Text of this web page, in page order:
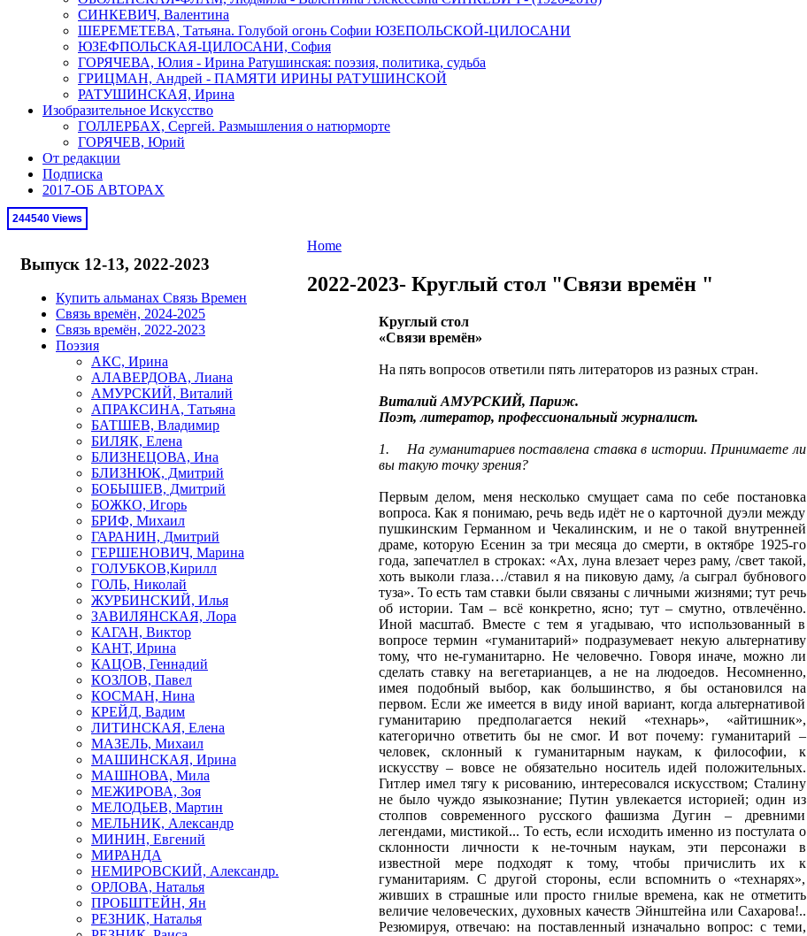
СИНКЕВИЧ, Валентина
ШЕРЕМЕТЕВА, Татьяна. Голубой огонь Софии ЮЗЕПОЛЬСКОЙ-ЦИЛОСАНИ
ЮЗЕФПОЛЬСКАЯ-ЦИЛОСАНИ, София
ГОРЯЧЕВА, Юлия - Ирина Ратушинская: поэзия, политика, судьба
ГРИЦМАН, Андрей - ПАМЯТИ ИРИНЫ РАТУШИНСКОЙ
РАТУШИНСКАЯ, Ирина
Изобразительное Искусство
ГОЛЛЕРБАХ, Сергей. Размышления о натюрморте
ГОРЯЧЕВ, Юрий
От редакции
Подписка
2017-ОБ АВТОРАХ
244540 Views
Выпуск 12-13, 2022-2023
Купить альманах Связь Времен
Связь времён, 2024-2025
Связь времён, 2022-2023
Поэзия
АКС, Ирина
АЛАВЕРДОВА, Лиана
АМУРСКИЙ, Виталий
АПРАКСИНА, Татьяна
БАТШЕВ, Владимир
БИЛЯК, Елена
БЛИЗНЕЦОВА, Ина
БЛИЗНЮК, Дмитрий
БОБЫШЕВ, Дмитрий
БОЖКО, Игорь
БРИФ, Михаил
ГАРАНИН, Дмитрий
ГЕРШЕНОВИЧ, Марина
ГОЛУБКОВ,Кирилл
ГОЛЬ, Николай
ЖУРБИНСКИЙ, Илья
ЗАВИЛЯНСКАЯ, Лора
КАГАН, Виктор
КАНТ, Ирина
КАЦОВ, Геннадий
КОЗЛОВ, Павел
КОСМАН, Нина
КРЕЙД, Вадим
ЛИТИНСКАЯ, Елена
МАЗЕЛЬ, Михаил
МАШИНСКАЯ, Ирина
МАШНОВА, Мила
МЕЖИРОВА, Зоя
МЕЛОДЬЕВ, Мартин
МЕЛЬНИК, Александр
МИНИН, Евгений
МИРАНДА
НЕМИРОВСКИЙ, Александр.
ОРЛОВА, Наталья
ПРОБШТЕЙН, Ян
РЕЗНИК, Наталья
Home
2022-2023- Круглый стол "Связи времён "
Круглый стол
«Связи времён»
На пять вопросов ответили пять литераторов из разных стран.
Виталий АМУРСКИЙ, Париж.
Поэт, литератор, профессиональный журналист.
1.
На гуманитариев поставлена ставка в истории. Принимаете ли
вы такую точку зрения?
Первым делом, меня несколько смущает сама по себе постановка
вопроса. Как я понимаю, речь ведь идёт не о карточной дуэли между
пушкинским Германном и Чекалинским, и не о такой внутренней
драме, которую Есенин за три месяца до смерти, в октябре 1925-го
года, запечатлел в строках: «Ах, луна влезает через раму, /свет такой,
хоть выколи глаза…/ставил я на пиковую даму, /а сыграл бубнового
туза». То есть там ставки были связаны с личными жизнями; тут речь
об истории. Там – всё конкретно, ясно; тут – смутно, отвлечённо.
Иной масштаб. Вместе с тем я угадываю, что использованный в
вопросе термин «гуманитарий» подразумевает некую альтернативу
тому, что не-гуманитарно. Не человечно. Говоря иначе, можно ли
сделать ставку на вегетарианцев, а не на людоедов. Несомненно,
имея подобный выбор, как большинство, я бы остановился на
первом. Если же имеется в виду иной вариант, когда альтернативой
гуманитарию предполагается некий «технарь», «айтишник»,
категорично ответить бы не смог. И вот почему: гуманитарий –
человек, склонный к гуманитарным наукам, к философии, к
искусству – вовсе не обязательно носитель идей положительных.
Гитлер имел тягу к рисованию, интересовался искусством; Сталину
не было чуждо языкознание; Путин увлекается историей; один из
столпов современного русского фашизма Дугин – древними
легендами, мистикой... То есть, если исходить именно из постулата о
склонности личности к не-точным наукам, эти персонажи в
известной мере подходят к тому, чтобы причислить их к
гуманитариям. С другой стороны, если вспомнить о «технарях»,
живших в страшные или просто гнилые времена, как не отметить
величие человеческих, духовных качеств Эйнштейна или Сахарова!..
Резюмируя, отвечаю: на поставленный изначально вопрос: с теми,